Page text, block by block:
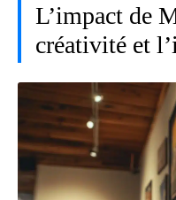
L’impact de
créativité et